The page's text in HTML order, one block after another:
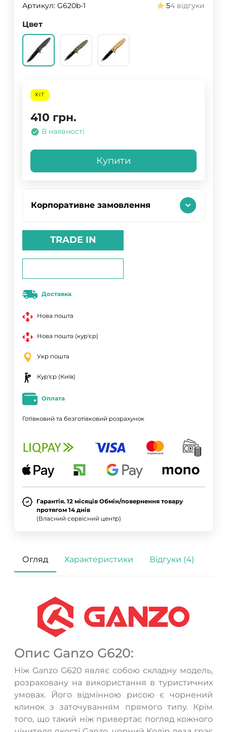
Артикул: G620b-1 54 відгуки
Цвет
ХІТ
410 грн.
В наявності
Купити
Корпоративне замовлення
TRADE IN
Доставка
Нова пошта
Нова пошта (кур'єр)
Укр пошта
Кур'єр (Київ)
Оплата
Готівковий та безготівковий розрахунок
Гарантія. 12 місяців Обмін/повернення товару
протягом 14 днів
(Власний сервісний центр)
Огляд Характеристики Відгуки (4)
Опис Ganzo G620:
Ніж Ganzo G620 являє собою складну модель,
розраховану на використання в туристичних
умовах. Його відмінною рисою є чорнений
клинок з заточуванням прямого типу. Крім
того, що такий ніж привертає погляд кожного